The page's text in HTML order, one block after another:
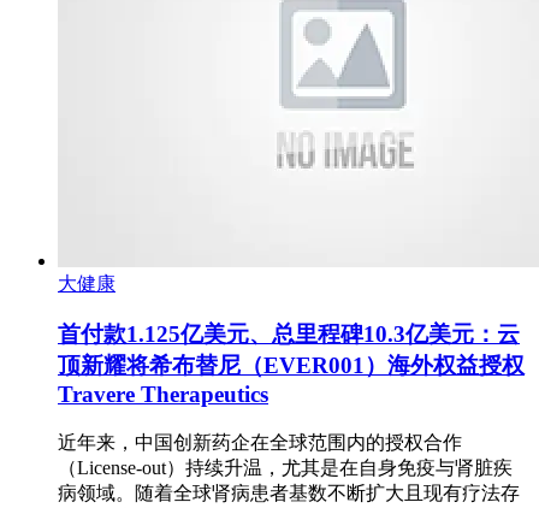
大健康
首付款1.125亿美元、总里程碑10.3亿美元：云
顶新耀将希布替尼（EVER001）海外权益授权
Travere Therapeutics
近年来，中国创新药企在全球范围内的授权合作
（License-out）持续升温，尤其是在自身免疫与肾脏疾
病领域。随着全球肾病患者基数不断扩大且现有疗法存